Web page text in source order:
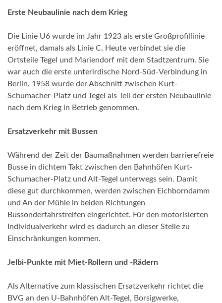
Erste Neubaulinie nach dem Krieg
Die Linie U6 wurde im Jahr 1923 als erste Großprofillinie
eröffnet, damals als Linie C. Heute verbindet sie die
Ortsteile Tegel und Mariendorf mit dem Stadtzentrum. Sie
war auch die erste unterirdische Nord-Süd-Verbindung in
Berlin. 1958 wurde der Abschnitt zwischen Kurt-
Schumacher-Platz und Tegel als Teil der ersten Neubaulinie
nach dem Krieg in Betrieb genommen.
Ersatzverkehr mit Bussen
Während der Zeit der Baumaßnahmen werden barrierefreie
Busse in dichtem Takt zwischen den Bahnhöfen Kurt-
Schumacher-Platz und Alt-Tegel unterwegs sein. Damit
diese gut durchkommen, werden zwischen Eichborndamm
und An der Mühle in beiden Richtungen
Bussonderfahrstreifen eingerichtet. Für den motorisierten
Individualverkehr wird es dadurch an dieser Stelle zu
Einschränkungen kommen.
Jelbi-Punkte mit Miet-Rollern und -Rädern
Als Alternative zum klassischen Ersatzverkehr richtet die
BVG an den U-Bahnhöfen Alt-Tegel, Borsigwerke,